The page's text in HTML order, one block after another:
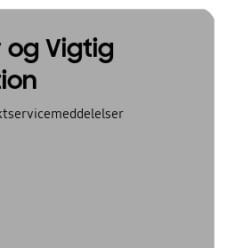
og Vigtig